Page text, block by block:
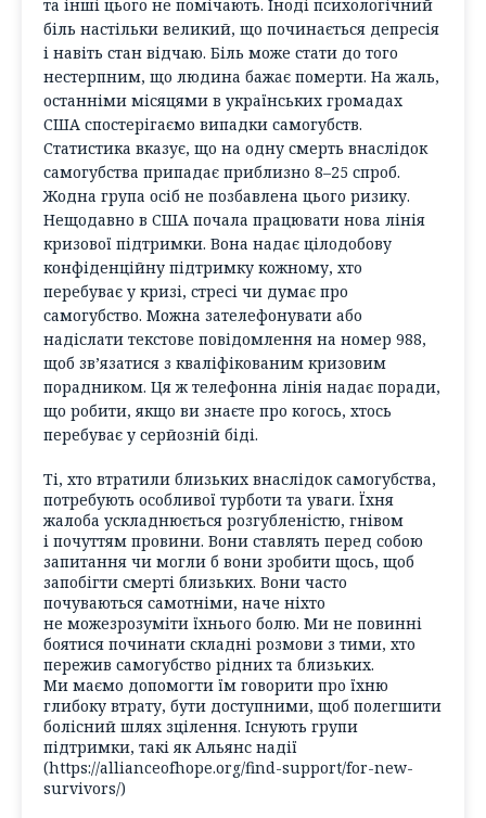
та інші цього не помічають. Іноді психологічний
біль настільки великий, що починається депресія
і навіть стан відчаю. Біль може стати до того
нестерпним, що людина бажає померти. На жаль,
останніми місяцями в українських громадах
США спостерігаємо випадки самогубств.
Статистика вказує, що на одну смерть внаслідок
самогубства припадає приблизно 8–25 спроб.
Жодна група осіб не позбавлена цього ризику.
Нещодавно в США почала працювати нова лінія
кризової підтримки. Вона надає цілодобову
конфіденційну підтримку кожному, хто
перебуває у кризі, стресі чи думає про
самогубство. Можна зателефонувати або
надіслати текстове повідомлення на номер 988,
щоб зв’язатися з кваліфікованим кризовим
порадником. Ця ж телефонна лінія надає поради,
що робити, якщо ви знаєте про когось, хтось
перебуває у серйозній біді.
Ті, хто втратили близьких внаслідок самогубства,
потребують особливої турботи та уваги. Їхня
жалоба ускладнюється розгубленістю, гнівом
і почуттям провини. Вони ставлять перед собою
запитання чи могли б вони зробити щось, щоб
запобігти смерті близьких. Вони часто
почуваються самотніми, наче ніхто
не можезрозуміти їхнього болю. Ми не повинні
боятися починати складні розмови з тими, хто
пережив самогубство рідних та близьких.
Ми маємо допомогти їм говорити про їхню
глибоку втрату, бути доступними, щоб полегшити
болісний шлях зцілення. Існують групи
підтримки, такі як Альянс надії
(https://allianceofhope.org/find-support/for-new-
survivors/)